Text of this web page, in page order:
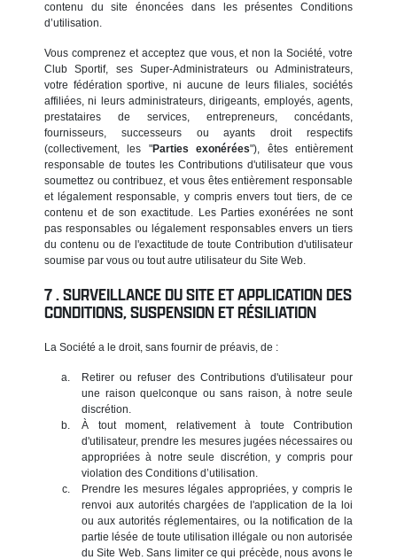
contenu du site énoncées dans les présentes Conditions
d’utilisation.
Vous comprenez et acceptez que vous, et non la Société, votre
Club Sportif, ses Super-Administrateurs ou Administrateurs,
votre fédération sportive, ni aucune de leurs filiales, sociétés
affiliées, ni leurs administrateurs, dirigeants, employés, agents,
prestataires de services, entrepreneurs, concédants,
fournisseurs, successeurs ou ayants droit respectifs
(collectivement, les "Parties exonérées"), êtes entièrement
responsable de toutes les Contributions d'utilisateur que vous
soumettez ou contribuez, et vous êtes entièrement responsable
et légalement responsable, y compris envers tout tiers, de ce
contenu et de son exactitude. Les Parties exonérées ne sont
pas responsables ou légalement responsables envers un tiers
du contenu ou de l'exactitude de toute Contribution d'utilisateur
soumise par vous ou tout autre utilisateur du Site Web.
SURVEILLANCE DU SITE ET APPLICATION DES
CONDITIONS, SUSPENSION ET RÉSILIATION
La Société a le droit, sans fournir de préavis, de :
Retirer ou refuser des Contributions d'utilisateur pour
une raison quelconque ou sans raison, à notre seule
discrétion.
À tout moment, relativement à toute Contribution
d'utilisateur, prendre les mesures jugées nécessaires ou
appropriées à notre seule discrétion, y compris pour
violation des Conditions d’utilisation.
Prendre les mesures légales appropriées, y compris le
renvoi aux autorités chargées de l'application de la loi
ou aux autorités réglementaires, ou la notification de la
partie lésée de toute utilisation illégale ou non autorisée
du Site Web. Sans limiter ce qui précède, nous avons le